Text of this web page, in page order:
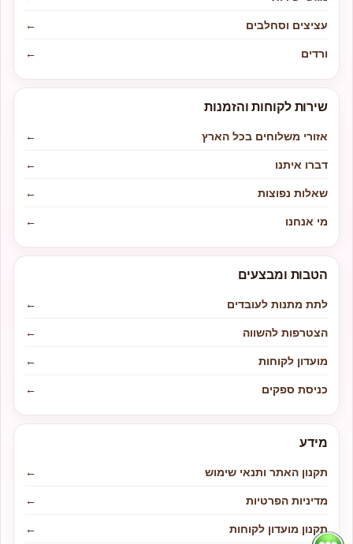
עציצים וסחלבים
←
ורדים
←
שירות לקוחות והזמנות
אזורי משלוחים בכל הארץ
←
דברו איתנו
←
שאלות נפוצות
←
מי אנחנו
←
הטבות ומבצעים
לתת מתנות לעובדים
←
הצטרפות להשווה
←
מועדון לקוחות
←
כניסת ספקים
←
מידע
תקנון האתר ותנאי שימוש
←
מדיניות הפרטיות
←
תקנון מועדון לקוחות
←